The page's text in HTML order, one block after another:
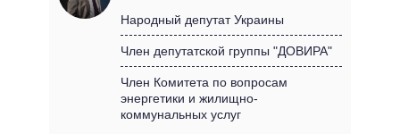
ОБЗОРЫ
ДАЙДЖЕСТЫ
ПРЕЗИДЕНТ И ОФИС
КАБИНЕТ МИНИСТРОВ
ГЛАВЫ ОБЛАДМИНИСТРАЦИЙ
ВИДЕО
ПОДДЕРЖАТЬ
СРАВНЕНИЕ ПОЛИТИКОВ
Народный депутат Украины
Член депутатской группы "ДОВИРА"
Член Комитета по вопросам
энергетики и жилищно-
коммунальных услуг